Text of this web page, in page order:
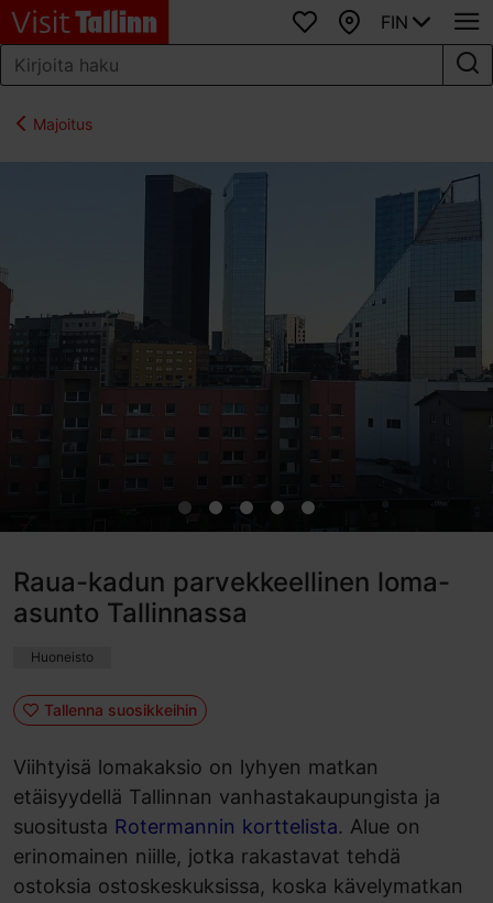
SuosikitKartta
FIN
Majoitus
Raua-kadun parvekkeellinen loma-
asunto Tallinnassa
Huoneisto
Tallenna suosikkeihin
Viihtyisä lomakaksio on lyhyen matkan
etäisyydellä Tallinnan vanhastakaupungista ja
suositusta Rotermannin korttelista. Alue on
erinomainen niille, jotka rakastavat tehdä
ostoksia ostoskeskuksissa, koska kävelymatkan